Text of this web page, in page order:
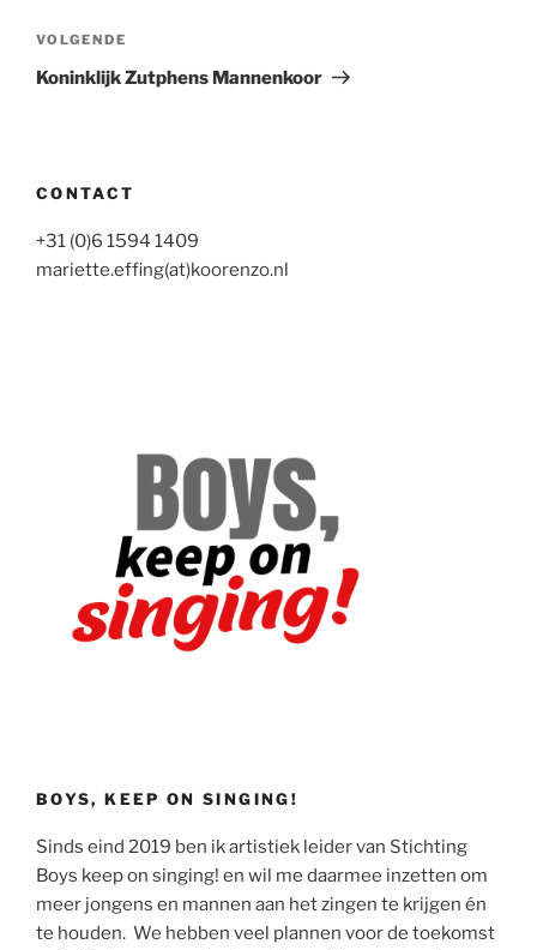
Volgend
bericht
VOLGENDE
Koninklijk Zutphens Mannenkoor
CONTACT
+31 (0)6 1594 1409
mariette.effing(at)koorenzo.nl
BOYS, KEEP ON SINGING!
Sinds eind 2019 ben ik artistiek leider van Stichting
Boys keep on singing! en wil me daarmee inzetten om
meer jongens en mannen aan het zingen te krijgen én
te houden. We hebben veel plannen voor de toekomst